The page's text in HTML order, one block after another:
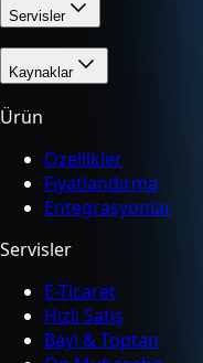
Servisler
Kaynaklar
Ürün
Özellikler
Fiyatlandırma
Entegrasyonlar
Servisler
E-Ticaret
Hızlı Satış
Bayi & Toptan